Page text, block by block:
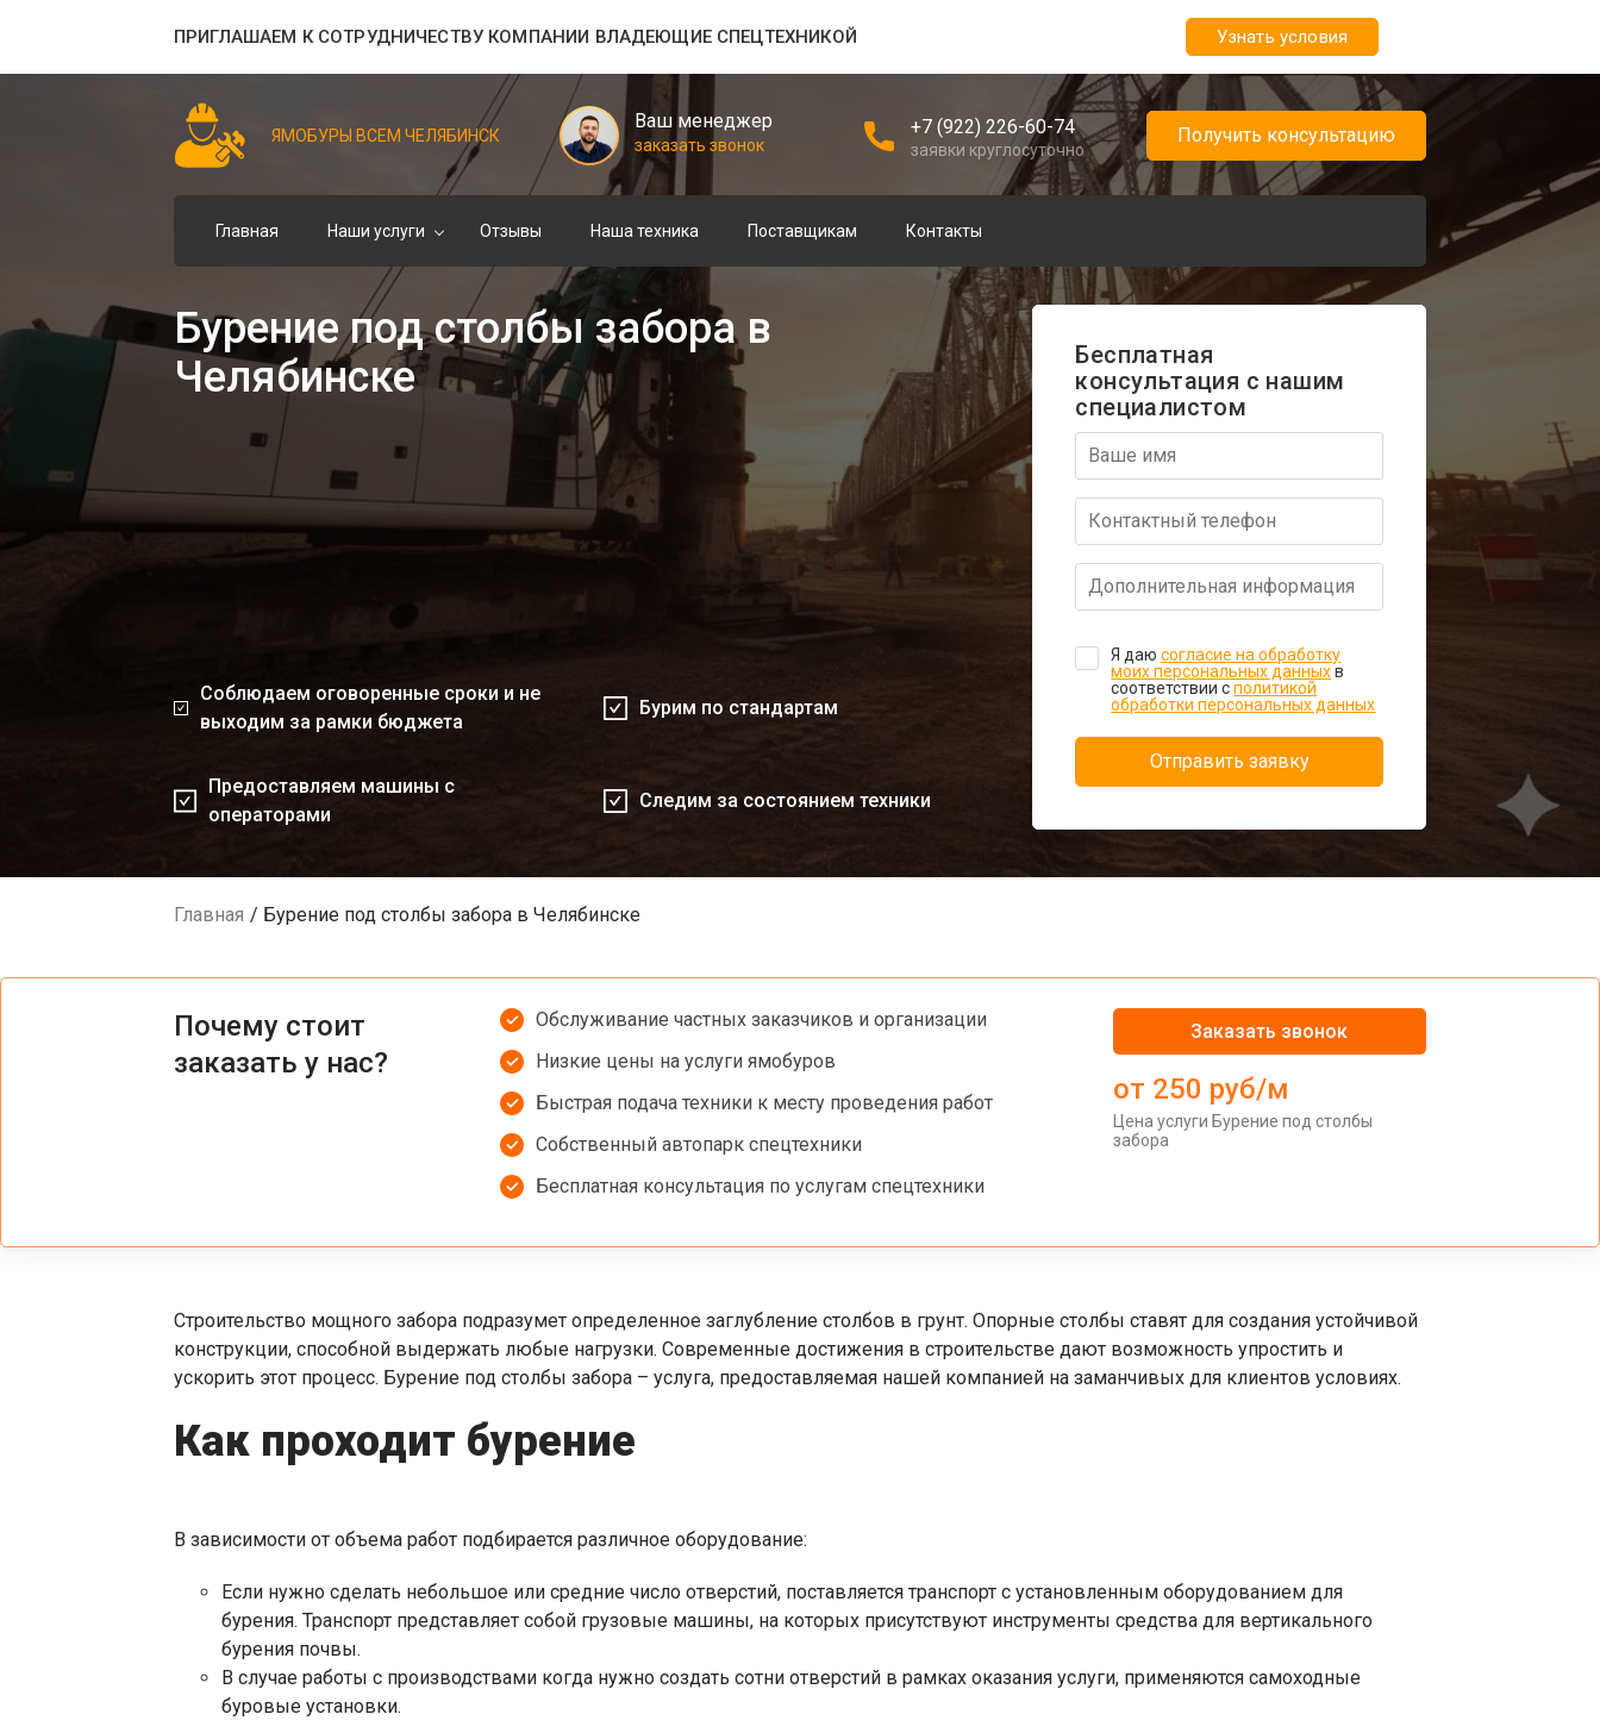
ПРИГЛАШАЕМ К СОТРУДНИЧЕСТВУ КОМПАНИИ ВЛАДЕЮЩИЕ СПЕЦТЕХНИКОЙ Узнать условия
ЯМОБУРЫ ВСЕМ ЧЕЛЯБИНСК
Ваш менеджер
заказать звонок
+7 (922) 226-60-74
заявки круглосуточно
Получить консультацию
Главная Наши услуги Отзывы Наша техника Поставщикам Контакты
Бурение под столбы забора в
Челябинске
Соблюдаем оговоренные сроки и не
выходим за рамки бюджета
Бурим по стандартам
Предоставляем машины с
операторами
Следим за состоянием техники
Бесплатная
консультация с нашим
специалистом
Я даюсогласие на обработку
моих персональных данныхв
соответствии сполитикой
обработки персональных данных
Отправить заявку
Главная Бурение под столбы забора в Челябинске
Почему стоит
заказать у нас?
Обслуживание частных заказчиков и организации
Низкие цены на услуги ямобуров
Быстрая подача техники к месту проведения работ
Собственный автопарк спецтехники
Бесплатная консультация по услугам спецтехники
Заказать звонок
от 250 руб/м
Цена услуги Бурение под столбы
забора
Строительство мощного забора подразумет определенное заглубление столбов в грунт. Опорные столбы ставят для создания устойчивой
конструкции, способной выдержать любые нагрузки. Современные достижения в строительстве дают возможность упростить и
ускорить этот процесс. Бурение под столбы забора – услуга, предоставляемая нашей компанией на заманчивых для клиентов условиях.
Как проходит бурение
В зависимости от объема работ подбирается различное оборудование:
Если нужно сделать небольшое или средние число отверстий, поставляется транспорт с установленным оборудованием для
бурения. Транспорт представляет собой грузовые машины, на которых присутствуют инструменты средства для вертикального
бурения почвы.
В случае работы с производствами когда нужно создать сотни отверстий в рамках оказания услуги, применяются самоходные
буровые установки.